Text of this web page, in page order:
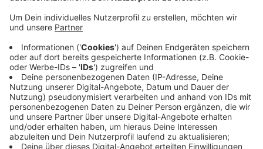
Anzeige
Für den ersten Bauabschnitt, der Montag beginnt, wird
der Verkehr zwischen den Kreuzungen Gelder Dyck /
Velder Dyck und Klever-Straße / Lüllinger-Straße in
Einbahnstraßenregelung von Kevelaer nach Geldern
geführt. Autofahrer, die von Geldern nach Kevelaer